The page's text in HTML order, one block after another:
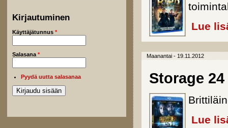
Kirjautuminen
Käyttäjätunnus *
Salasana *
Pyydä uutta salasanaa
Lue
Maanantai - 19.11.2012
Storage
Lue